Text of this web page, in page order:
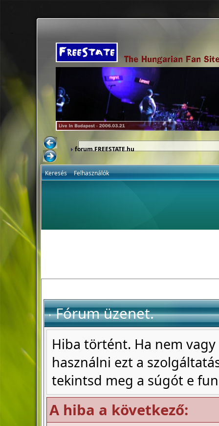
forum.FREESTATE.hu
Keresés Felhasználók
Fórum üzenet.
Hiba történt. Ha nem
használni ezt a
tekintsd meg a súgót e
A hiba a következő: